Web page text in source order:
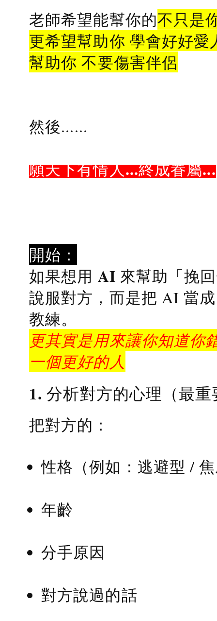
老師希望能幫你的不只是
更希望幫助你 學會好好愛
幫助你 不要傷害伴侶
然後......
願天下有情人...終成眷屬...
開始：
如果想用 AI 來幫助「挽
說服對方，而是把 AI 當
教練。
更其實是用來讓你知道你
一個更好的人
1. 分析對方的心理（最
把對方的：
性格（例如：逃避型 /
年齡
分手原因
對方說過的話